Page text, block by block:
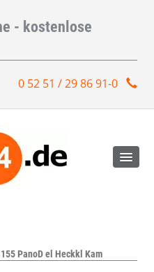
- kostenlose
0 52 51 / 29 86 91-0
PanoD el Heckkl Kam